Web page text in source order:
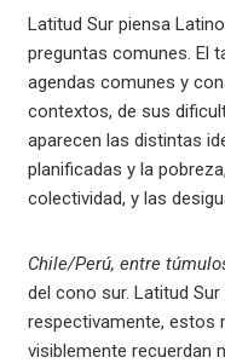
Latitud Sur piensa
preguntas comunes. El
agendas comunes y
contextos, de sus
aparecen las distintas
planificadas y la
colectividad, y las
Chile/Perú, entre
del cono sur. Latitud
respectivamente, estos
visiblemente recuerdan